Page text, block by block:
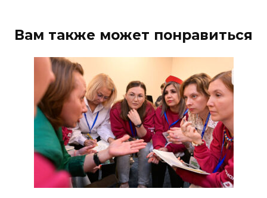
Вам также может понравиться